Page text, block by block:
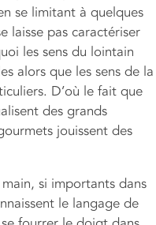
se limitant à quelques
laisse pas caractériser
les sens du lointain
alors que les sens de la
D’où le fait que
des grands
jouissent des
si importants dans
le langage de